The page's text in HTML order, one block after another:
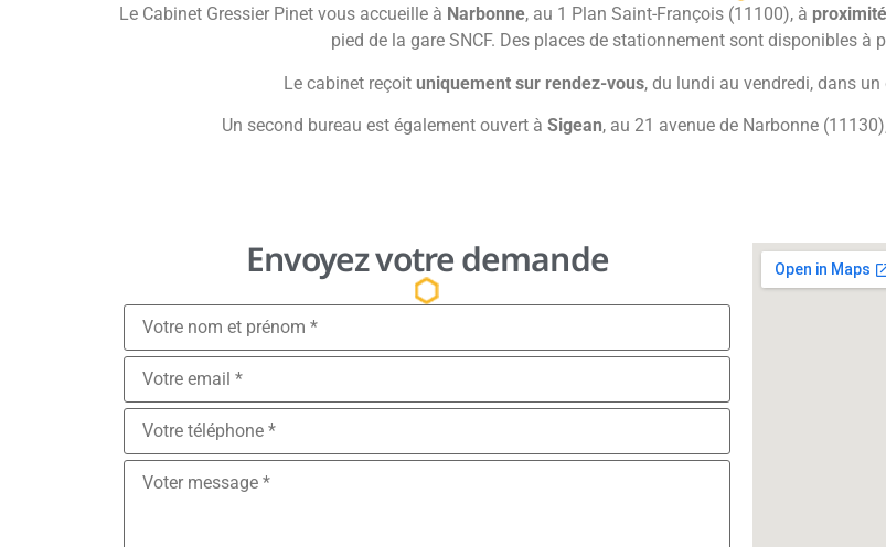
Le Cabinet Gressier Pinet vous accueille à Narbonne, au 1 Plan Saint-François (11100), à
pied de la gare SNCF. Des places de stationnement sont disponibles à
Le cabinet reçoit uniquement sur rendez-vous, du lundi au vendredi, dans
Un second bureau est également ouvert à Sigean, au 21 avenue de Narbonne
Envoyez votre demande